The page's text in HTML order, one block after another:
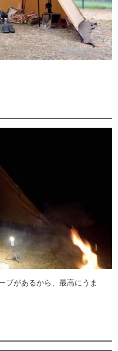
ブがあるから、最高にうま